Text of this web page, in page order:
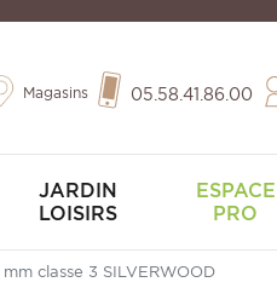
Magasins 05.58.41.86.00
JARDIN
LOISIRS
ESPACE
PRO
classe 3 SILVERWOOD